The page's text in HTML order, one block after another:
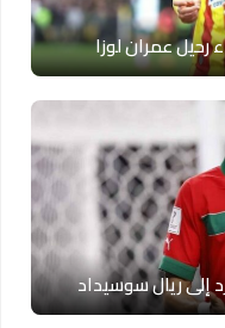
رحيل عمران لوزا
إلى ريال سوسيداد